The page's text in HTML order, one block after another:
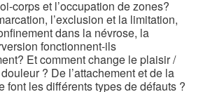
corps et l’occupation de zones?
l’exclusion et la limitation,
dans la névrose, la
fonctionnent-ils
Et comment change le plaisir /
? De l’attachement et de la
font les différents types de défauts ?